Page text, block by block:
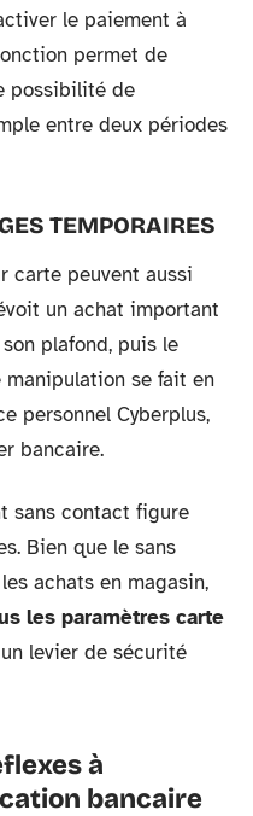
le paiement à
permet de
possibilité de
entre deux périodes
TEMPORAIRES
carte peuvent aussi
un achat important
plafond, puis le
manipulation se fait en
personnel Cyberplus,
bancaire.
sans contact figure
Bien que le sans
achats en magasin,
les paramètres carte
levier de sécurité
à
bancaire